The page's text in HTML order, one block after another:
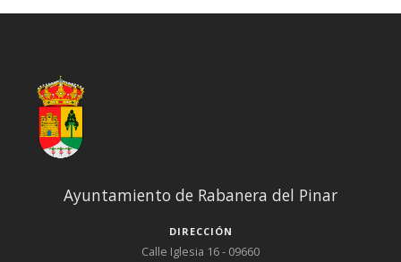
Ayuntamiento de Rabanera del Pinar
DIRECCIÓN
Calle Iglesia 16 - 09660